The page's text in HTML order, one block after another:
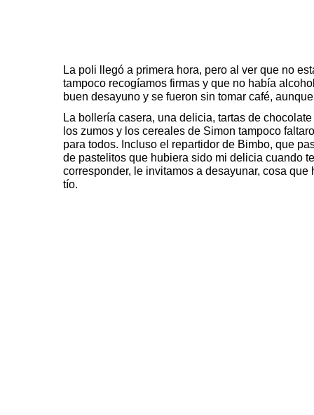
La poli llegó a primera hora, pero al ver que no
tampoco recogíamos firmas y que no había
buen desayuno y se fueron sin tomar café,
La bollería casera, una delicia, tartas de
los zumos y los cereales de Simon tampoco
para todos. Incluso el repartidor de Bimbo, que
de pastelitos que hubiera sido mi delicia cuando
corresponder, le invitamos a desayunar, cosa
tío.